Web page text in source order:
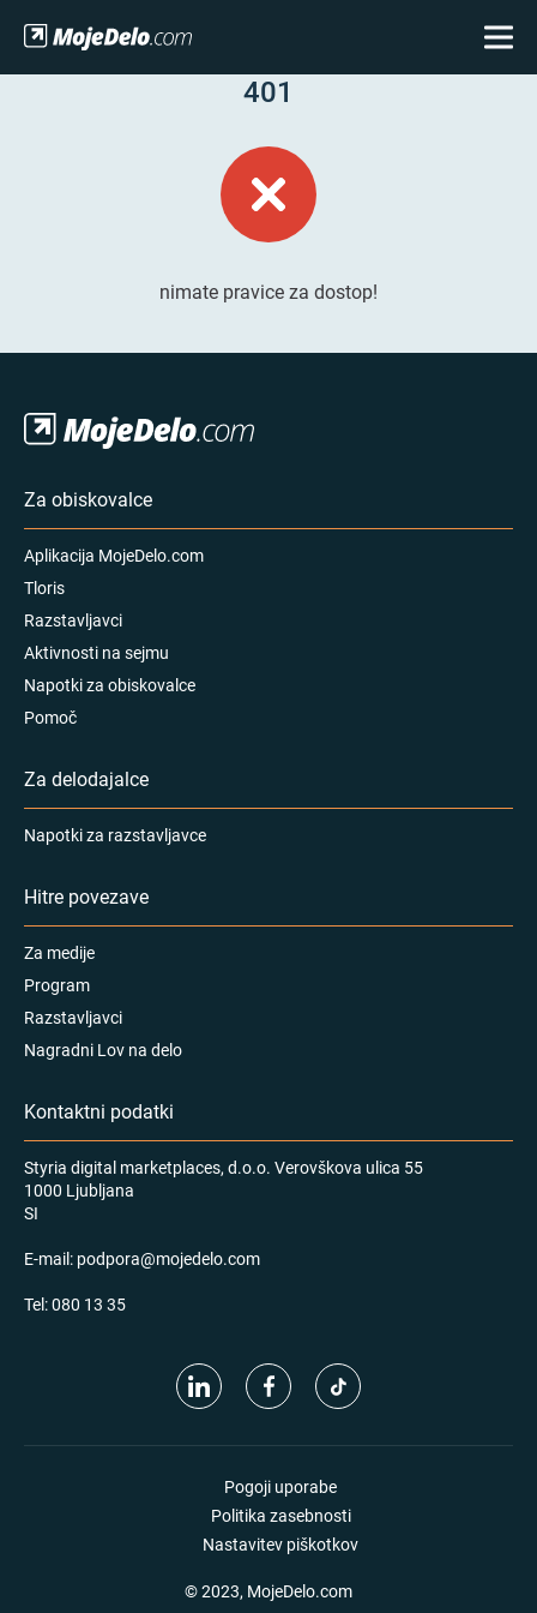
401
nimate pravice za dostop!
Za obiskovalce
Aplikacija MojeDelo.com
Tloris
Razstavljavci
Aktivnosti na sejmu
Napotki za obiskovalce
Pomoč
Za delodajalce
Napotki za razstavljavce
Hitre povezave
Za medije
Program
Razstavljavci
Nagradni Lov na delo
Kontaktni podatki
Styria digital marketplaces, d.o.o. Verovškova ulica 55
1000 Ljubljana
SI
E-mail: podpora@mojedelo.com
Tel:080 13 35
Pogoji uporabe
Politika zasebnosti
Nastavitev piškotkov
© 2023, MojeDelo.com